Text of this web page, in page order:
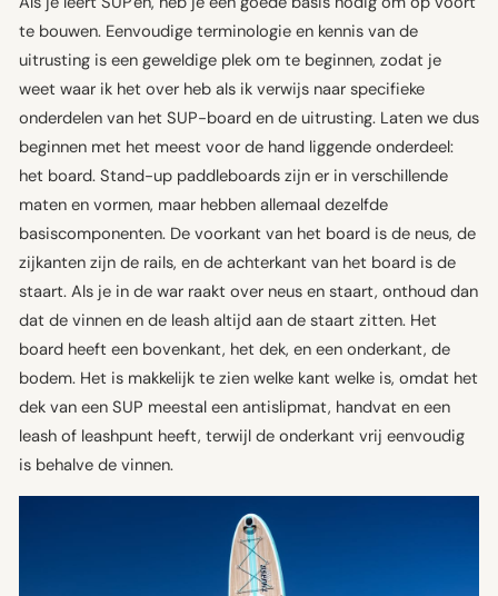
te bouwen. Eenvoudige terminologie en kennis van de
uitrusting is een geweldige plek om te beginnen, zodat je
weet waar ik het over heb als ik verwijs naar specifieke
onderdelen van het SUP-board en de uitrusting. Laten we dus
beginnen met het meest voor de hand liggende onderdeel:
het board. Stand-up paddleboards zijn er in verschillende
maten en vormen, maar hebben allemaal dezelfde
basiscomponenten. De voorkant van het board is de neus, de
zijkanten zijn de rails, en de achterkant van het board is de
staart. Als je in de war raakt over neus en staart, onthoud dan
dat de vinnen en de leash altijd aan de staart zitten. Het
board heeft een bovenkant, het dek, en een onderkant, de
bodem. Het is makkelijk te zien welke kant welke is, omdat het
dek van een SUP meestal een antislipmat, handvat en een
leash of leashpunt heeft, terwijl de onderkant vrij eenvoudig
is behalve de vinnen.